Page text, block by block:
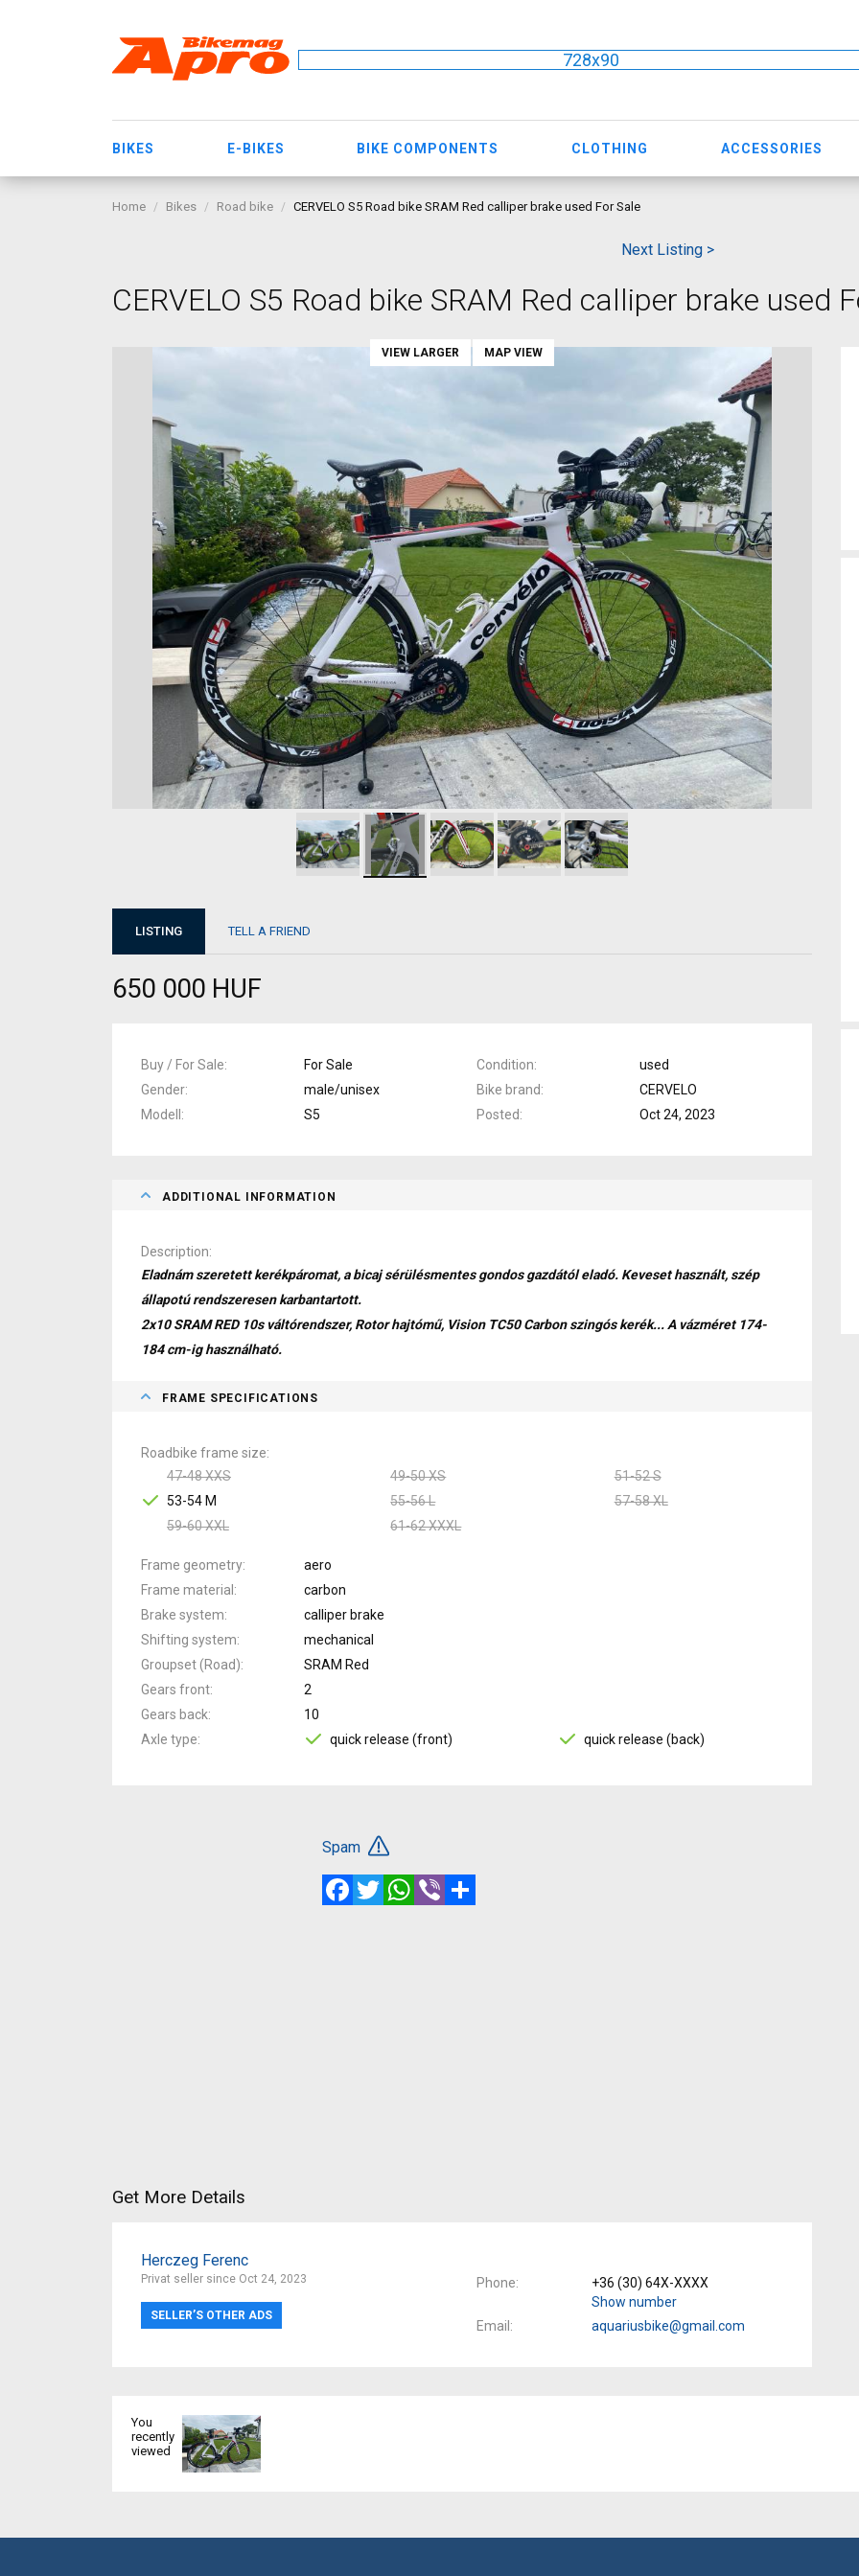
728x90
BIKES E-BIKES BIKE COMPONENTS CLOTHING ACCESSORIES
Home Bikes Road bike CERVELO S5 Road bike SRAM Red calliper brake used For Sale
Next Listing >
CERVELO S5 Road bike SRAM Red calliper brake used
VIEW LARGER MAP VIEW
LISTING TELL A FRIEND
650 000 HUF
Buy / For Sale For Sale Condition
used
Gender
male/unisex Bike brand
CERVELO
Modell
S5 Posted Oct 24, 2023
ADDITIONAL INFORMATION
Description
Eladnám szeretett kerékpáromat, a bicaj sérülésmentes gondos gazdától eladó. Keveset használt, szép
állapotú rendszeresen karbantartott.
2x10 SRAM RED 10s váltórendszer, Rotor hajtómű, Vision TC50 Carbon szingós kerék... A vázméret 174-
184 cm-ig használható.
FRAME SPECIFICATIONS
Roadbike frame size
47-48 XXS
49-50 XS
51-52 S
53-54 M
55-56 L
57-58 XL
59-60 XXL
61-62 XXXL
Frame geometry
aero
Frame material
carbon
Brake system
calliper brake
Shifting system
mechanical
Groupset (Road)
SRAM Red
Gears front
2
Gears back
10
Axle type
quick release (front) quick release (back)
Spam
FacebookTwitterWhatsApp
Viber
Get More Details
Herczeg Ferenc
Privat seller since Oct 24, 2023
SELLER’S OTHER ADS
Phone
+36 (30) 64X-XXXX
Show number
Email
aquariusbike@gmail.com
You
recently
viewed